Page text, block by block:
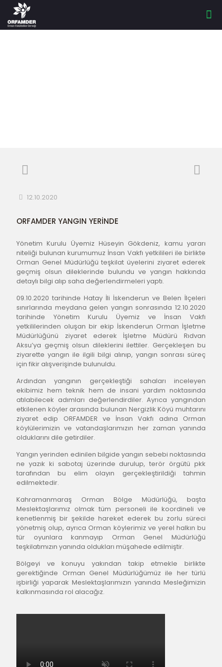
12.10.2020
ORFAMDER YANGIN YERİNDE
Yönetim Kurulu Üyemiz Hüseyin Gökdeniz, kamu yararı
niteliği bulunan kurumumuz İnsan Vakfı yetkilileri ile birlikte
Orman Genel Müdürlüğü teşkilat üyelerini ziyaret ederek
geçmiş olsun dileklerinde bulundu ve yangın hakkında
detaylı bilgi alıp saha değerlendirmeleri yaptı.
09.10.2020 tarihinde Hatay İli İskenderun ve Belen İlçeleri
sınırlarında meydana gelen yangın sonrasında 12.10.2020
tarihinde Yönetim Kurulu Üyemiz ve İnsan Vakfı
yetkililerinden oluşan bir ekip İskenderun Orman İşletme
Müdürlüğünü ziyaret ederek İşletme Müdürü Rıdvan
Aksu’ya geçmiş olsun dileklerini ilettiler. Gerçekleşen bu
ziyarette yangın ile ilgili bilgi alınıp, yangın sonrası süreç
için fikir alışverişinde bulunuldu.
Ardından yangının gerçekleştiği sahaları inceleyen
ekibimiz hem teknik hem de insani yardım noktasında
atılabilecek adımları değerlendirdiler. Ayrıca yangından
etkilenen köyler arasında bulunan Nergizlik Köyü muhtarını
ziyaret edip ORFAMDER ve İnsan Vakfı adına Orman
köylülerimizin ve vatandaşlarımızın her zaman yanında
olduklarını dile getirdiler.
Yangın yerinden edinilen bilgide yangın sebebi noktasında
ne yazık ki sabotaj üzerinde durulup, terör örgütü pkk
tarafından bu elim olayın gerçekleştirildiği tahmin
edilmektedir.
Kahramanmaraş Orman Bölge Müdürlüğü, başta
Meslektaşlarımız olmak tüm personeli ile koordineli ve
kenetlenmiş bir şekilde hareket ederek bu zorlu süreci
yönetmiş olup, ayrıca Orman köylerimiz ve yerel halkın bu
tür oyunlara kanmayıp Orman Genel Müdürlüğü
teşkilatımızın yanında oldukları müşahede edilmiştir.
Bölgeyi ve konuyu yakından takip etmekle birlikte
gerektiğinde Orman Genel Müdürlüğümüz ile her türlü
işbirliği yaparak Meslektaşlarımızın yanında Mesleğimizin
kalkınmasında rol alacağız.